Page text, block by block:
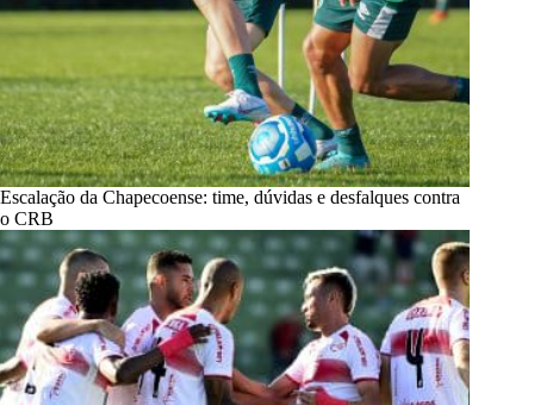
Escalação da Chapecoense: time, dúvidas e desfalques contra
o CRB